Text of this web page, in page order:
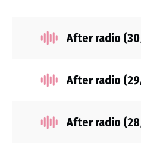
After radio
After radio
After radio